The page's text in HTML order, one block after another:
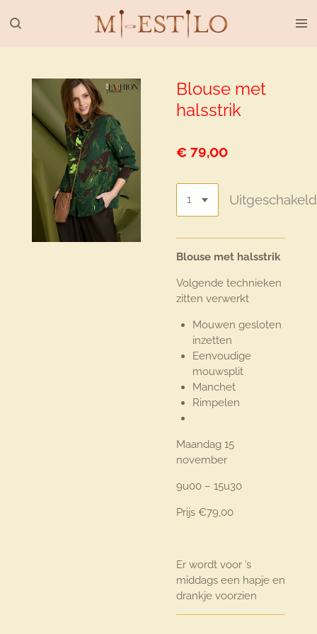
direct
hoofdinhoud
Blouse met
halsstrik
€ 79,00
Uitgeschakeld
Blouse met halsstrik
Volgende technieken
zitten verwerkt
Mouwen gesloten
inzetten
Eenvoudige
mouwsplit
Manchet
Rimpelen
Maandag 15
november
9u00 – 15u30
Prijs €79,00
Er wordt voor ’s
middags een hapje en
drankje voorzien